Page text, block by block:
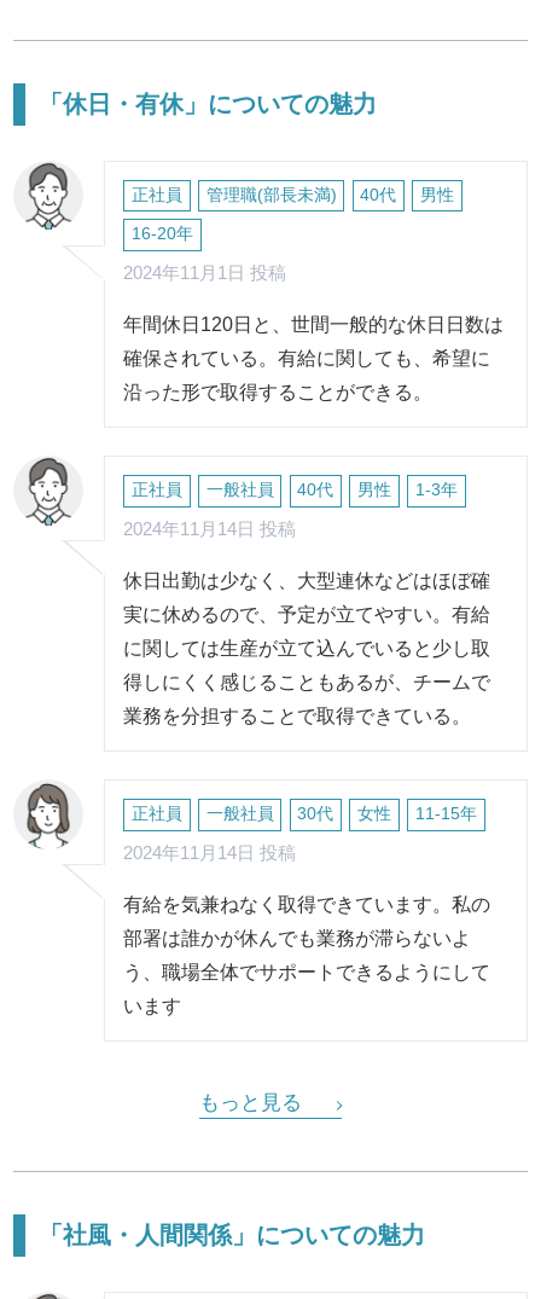
「休日・有休」についての魅力
正社員 管理職(部長未満) 40代 男性
16-20年
2024年11月1日 投稿
年間休日120日と、世間一般的な休日日数は
確保されている。有給に関しても、希望に
沿った形で取得することができる。
正社員 一般社員 40代 男性 1-3年
2024年11月14日 投稿
休日出勤は少なく、大型連休などはほぼ確
実に休めるので、予定が立てやすい。有給
に関しては生産が立て込んでいると少し取
得しにくく感じることもあるが、チームで
業務を分担することで取得できている。
正社員 一般社員 30代 女性 11-15年
2024年11月14日 投稿
有給を気兼ねなく取得できています。私の
部署は誰かが休んでも業務が滞らないよ
う、職場全体でサポートできるようにして
います
もっと見る
「社風・人間関係」についての魅力